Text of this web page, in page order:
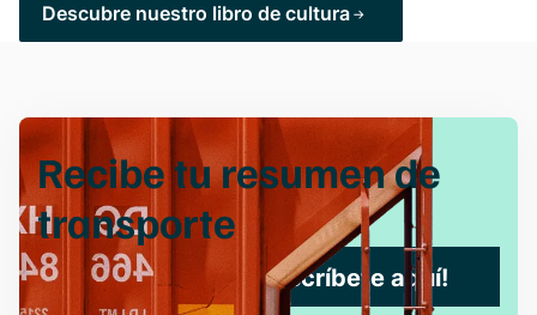
Descubre nuestro libro de cultura
Recibe turesumen de
transporte
¡Suscríbete aquí!